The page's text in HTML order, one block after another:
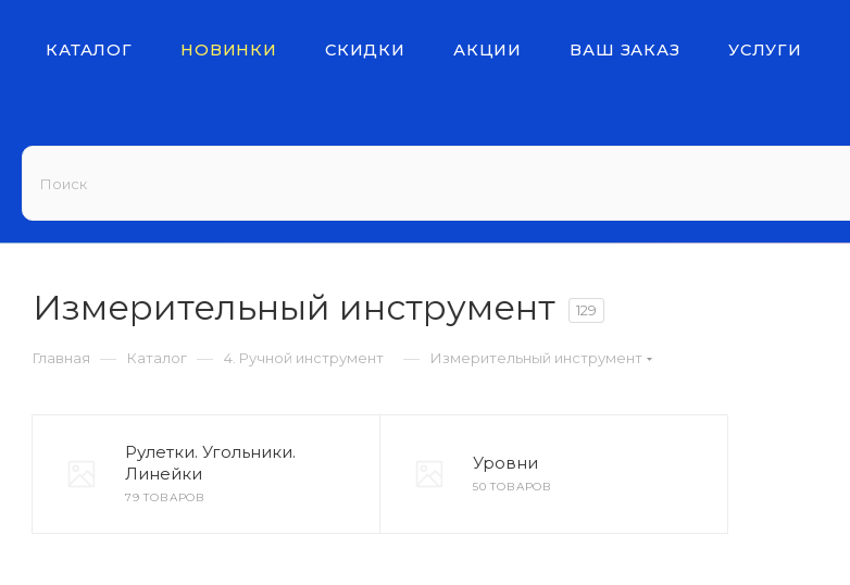
КАТАЛОГ НОВИНКИ СКИДКИ АКЦИИ ВАШ ЗАКАЗ УСЛУГИ
Измерительный инструмент 129
Главная — Каталог — 4. Ручной инструмент — Измерительный инструмент
Рулетки. Угольники.
Линейки
79 ТОВАРОВ
Уровни
50 ТОВАРОВ